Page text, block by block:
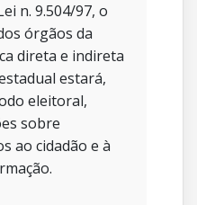
n. 9.504/97, o
órgãos da
direta e indireta
estará,
eleitoral,
sobre
ao cidadão e à